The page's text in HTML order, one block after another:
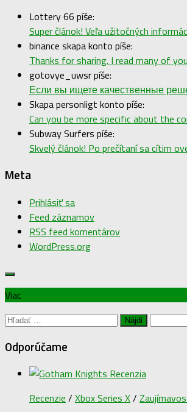
Lottery 66 píše:
Super článok! Veľa užitočných
binance skapa konto píše:
Thanks for sharing. I read many of
gotovye_uwsr píše:
Если вы ищете качественные
Skapa personligt konto píše:
Can you be more specific about the
Subway Surfers píše:
Skvelý článok! Po prečítaní sa cítim
Meta
Prihlásiť sa
Feed záznamov
RSS feed komentárov
WordPress.org
Viac
Hľadať:
Odporúčame
Recenzie / Xbox Series X/